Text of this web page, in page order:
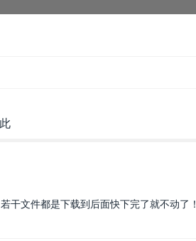
干文件都是下载到后面快下完了就不动了！